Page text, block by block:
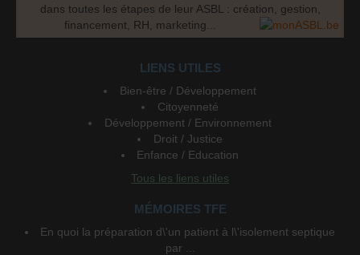
dans toutes les étapes de leur ASBL : création, gestion,
financement, RH, marketing...
LIENS UTILES
Bien-être / Développement
Citoyenneté
Développement / Environnement
Droit / Justice
Enfance / Education
Tous les liens utiles
MÉMOIRES TFE
En quoi la préparation d\'un patient à l\'isolement septique
par ...